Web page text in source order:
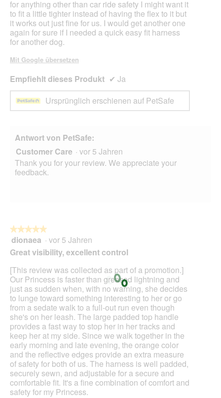
for anything other than car ride safety I might want it
to fit a little tighter instead of having the flex to it but
it works out just fine for us. I would get another one
again for sure if I needed a quick easy fit harness
for another dog.
Mit Google übersetzen
Empfiehlt dieses Produkt ✔ Ja
Ursprünglich erschienen auf PetSafe
Antwort von PetSafe:
Customer Care · vor 5 Jahren
Thank you for your review. We appreciate your
feedback.
★★★★★
★★★★★
5
5
Sternen.
dionaea · vor 5 Jahren
Great visibility, excellent control
[This review was collected as part of a promotion.]
Our Princess is faster than greased lightning and
just as sudden when, with no warning, she decides
to lunge toward something interesting to her or go
from a sedate walk to a full-out run even though
she's on her leash. The large padded top handle
provides a fast way to stop her in her tracks and
keep her at my side. Since we walk together in the
early morning and late evening, the orange color
and the reflective edges provide an extra measure
of safety for both of us. The harness is well padded,
securely sewn, and adjustable for a secure and
comfortable fit. It's a fine combination of comfort and
safety for my Princess.